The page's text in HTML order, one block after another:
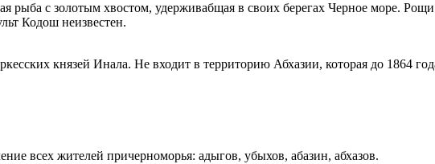
с золотым хвостом, удерживабщая в своих берегах Черное море.
Кодош неизвестен.
князей Инала. Не входит в территорию Абхазии, которая до 1864
всех жителей причерноморья: адыгов, убыхов, абазин, абхазов.